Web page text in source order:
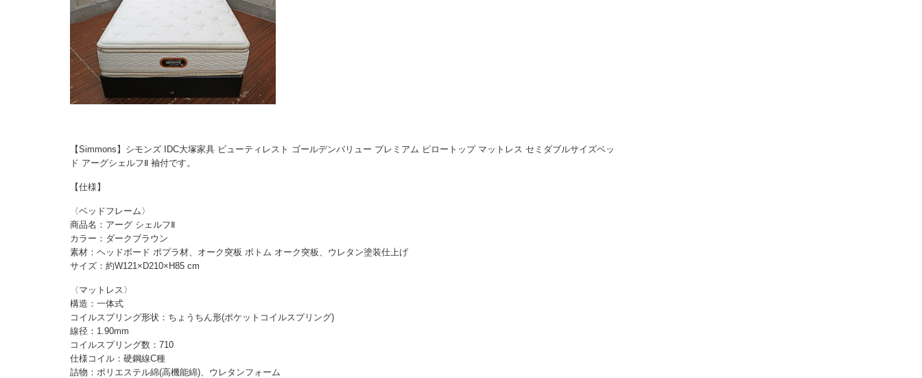
【Simmons】シモンズ IDC大塚家具 ビューティレスト ゴールデンバリュー プレミアム ピロートップ マットレス セミダブルサイズベッ
ド アーグシェルフⅡ 袖付です。
【仕様】
〈ベッドフレーム〉
商品名：アーグ シェルフⅡ
カラー：ダークブラウン
素材：ヘッドボード ポプラ材、オーク突板 ボトム オーク突板、ウレタン塗装仕上げ
サイズ：約W121×D210×H85 cm
〈マットレス〉
構造：一体式
コイルスプリング形状：ちょうちん形(ポケットコイルスプリング)
線径：1.90mm
コイルスプリング数：710
仕様コイル：硬鋼線C種
詰物：ポリエステル綿(高機能綿)、ウレタンフォーム